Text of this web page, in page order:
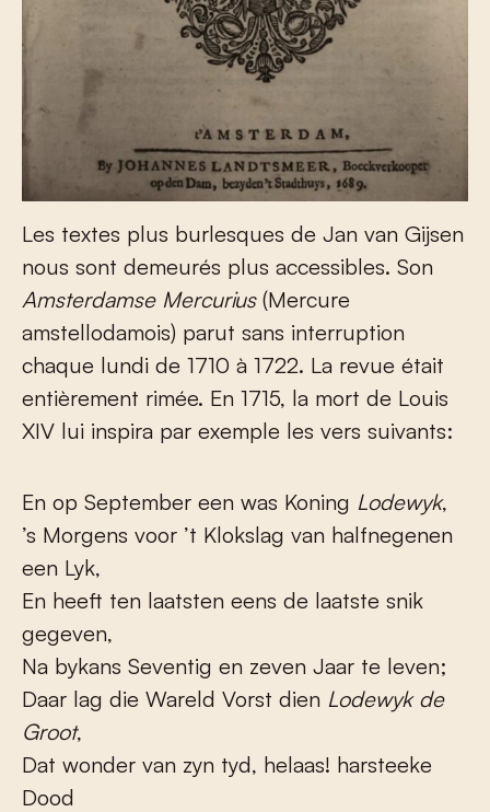
Les textes plus burlesques de Jan van Gijsen
nous sont demeurés plus accessibles. Son
Amsterdamse Mercurius(Mercure
amstellodamois) parut sans interruption
chaque lundi de 1710 à 1722. La revue était
entièrement rimée. En 1715, la mort de Louis
XIV lui inspira par exemple les vers suivants:
En op September een was Koning Lodewyk,
’s Morgens voor ’t Klokslag van halfnegenen
een Lyk,
En heeft ten laatsten eens de laatste snik
gegeven,
Na bykans Seventig en zeven Jaar te leven;
Daar lag die Wareld Vorst dien Lodewyk de
Groot,
Dat wonder van zyn tyd, helaas! harsteeke
Dood